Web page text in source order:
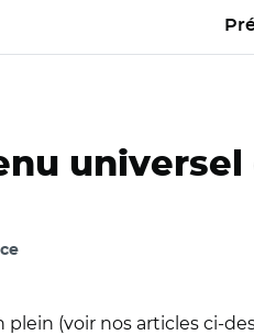
(voir nos articles ci-